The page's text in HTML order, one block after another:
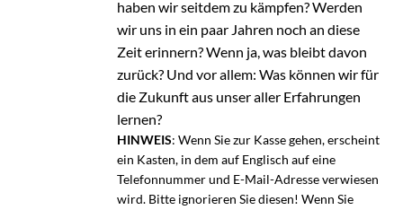
haben wir seitdem zu kämpfen? Werden
wir uns in ein paar Jahren noch an diese
Zeit erinnern? Wenn ja, was bleibt davon
zurück? Und vor allem: Was können wir für
die Zukunft aus unser aller Erfahrungen
lernen?
HINWEIS: Wenn Sie zur Kasse gehen, erscheint
ein Kasten, in dem auf Englisch auf eine
Telefonnummer und E-Mail-Adresse verwiesen
wird. Bitte ignorieren Sie diesen! Wenn Sie